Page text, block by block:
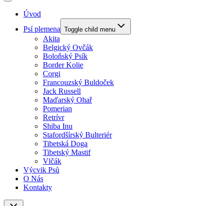
Úvod
Psí plemena Toggle child menu
Akita
Belgický Ovčák
Boloňský Psík
Border Kolie
Corgi
Francouzský Buldoček
Jack Russell
Maďarský Ohař
Pomerian
Retrívr
Shiba Inu
Stafordšírský Bulteriér
Tibetská Doga
Tibetský Mastif
Vlčák
Výcvik Psů
O Nás
Kontakty